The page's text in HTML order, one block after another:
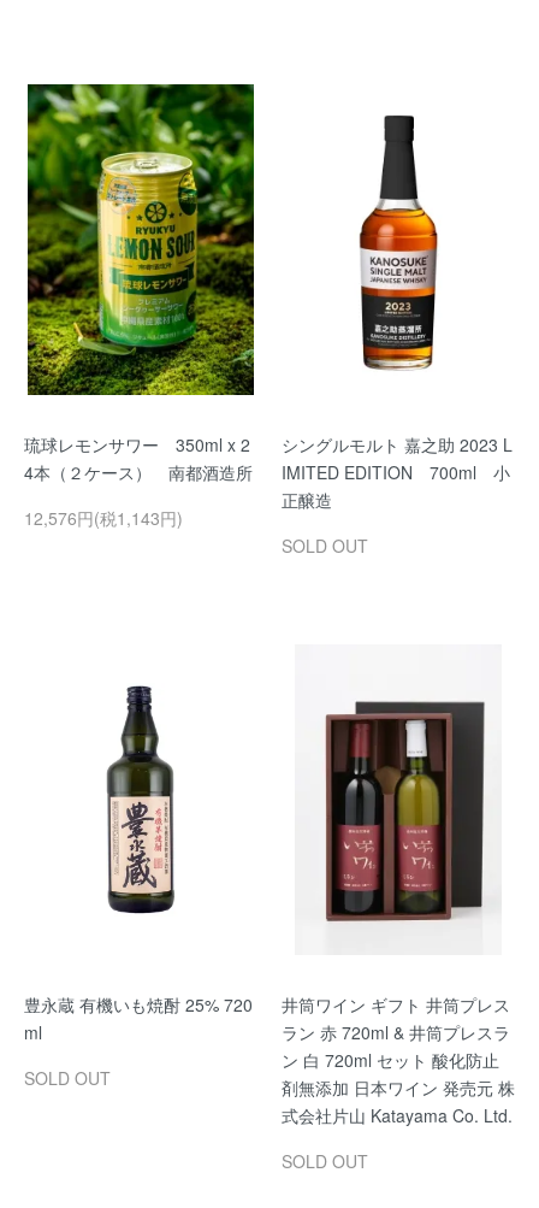
琉球レモンサワー 350ml x 2
4本（２ケース） 南都酒造所
12,576円(税1,143円)
シングルモルト 嘉之助 2023 L
IMITED EDITION 700ml 小
正醸造
SOLD OUT
豊永蔵 有機いも焼酎 25% 720
ml
SOLD OUT
井筒ワイン ギフト 井筒プレス
ラン 赤 720ml & 井筒プレスラ
ン 白 720ml セット 酸化防止
剤無添加 日本ワイン 発売元 株
式会社片山 Katayama Co. Ltd.
SOLD OUT